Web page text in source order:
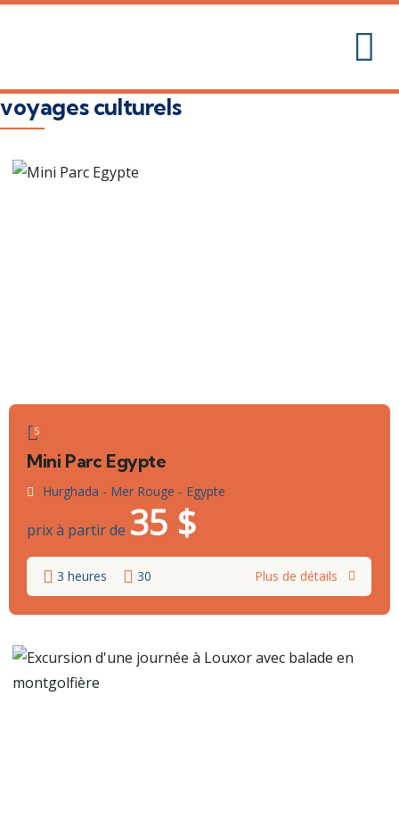
voyages culturels
5
Mini Parc Egypte
Hurghada - Mer Rouge - Egypte
prix à partir de 35 $
3 heures 30 Plus de détails